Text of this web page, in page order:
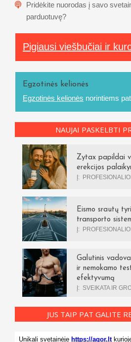
Pridėkite nuorodas į savo
parduotuvę?
Pigiausi viešbučiai ir
Egzotinės kelionės
Egzotinės kelionės norintiems
NAUJAI PASKELBTI
Zytax papildai
erekcijos
Į:
Eismo srautų
transporto
Į:
Galutinis
ir nemokamo
efektyvumą
Į: SVEIKATA IR
JUS TAIP PAT GALITE
Unikali svetainėje https://agor.lt